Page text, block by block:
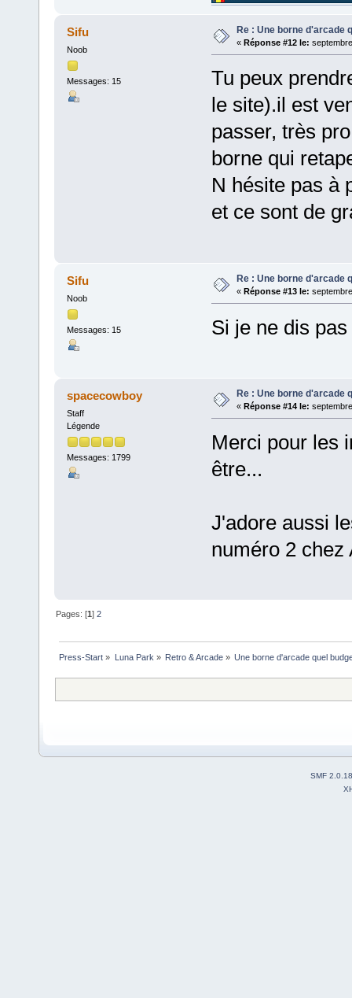
Sifu
Noob
Messages: 15
Re : Une borne d'arcade
« Réponse #12 le:
Tu peux
le site).il est
passer, très
borne qui
N hésite pas à
et ce sont de
Sifu
Noob
Messages: 15
Re : Une borne d'arcade
« Réponse #13 le:
Si je ne dis
spacecowboy
Staff
Légende
Messages: 1799
Re : Une borne d'arcade
« Réponse #14 le:
Merci pour les
être...
J'adore aussi
numéro 2 chez
Pages: [1]2
Press-Start » Luna Park » Retro & Arcade» Une borne d'arcade quel
SMF 2.0.18